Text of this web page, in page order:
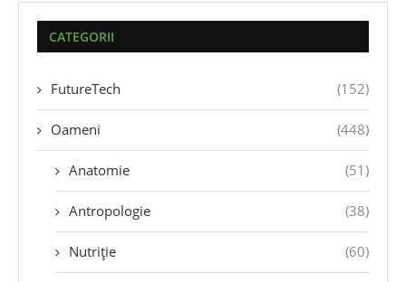
CATEGORII
FutureTech (152)
Oameni (448)
Anatomie (51)
Antropologie (38)
Nutriție (60)